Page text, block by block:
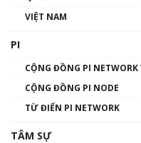
Talkshow
01:29:26
VIỆT NAM
PI
CỘNG ĐỒNG PI NETWORK
CỘNG ĐỒNG PI NODE
TỪ ĐIỂN PI NETWORK
TÂM SỰ